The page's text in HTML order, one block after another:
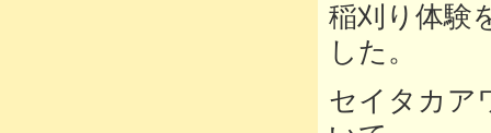
稲刈り体験
した。
セイタカア